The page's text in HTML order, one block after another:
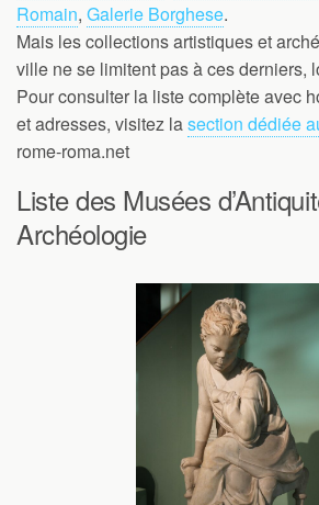
Romain, Galerie Borghese.
Mais les collections artistiques et
ville ne se limitent pas à ces derniers,
Pour consulter la liste complète avec
et adresses, visitez lasection dédiée
rome-roma.net
Liste des Musées
Archéologie